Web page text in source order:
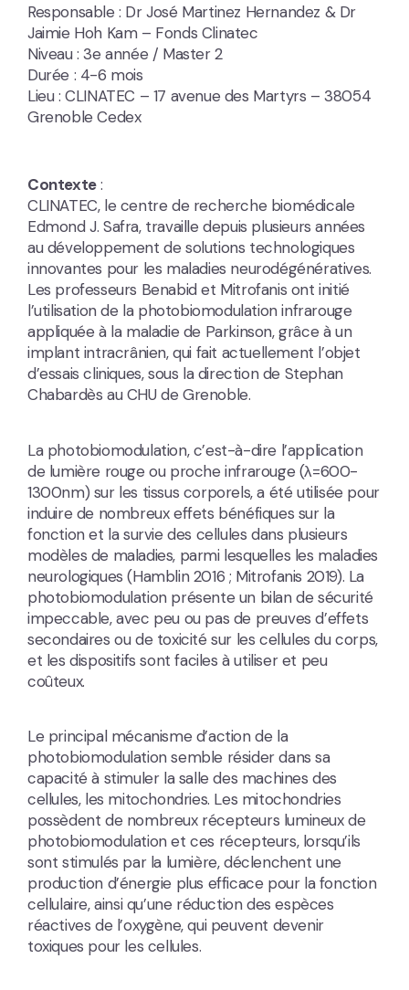
Responsable : Dr José Martinez Hernandez & Dr
Jaimie Hoh Kam – Fonds Clinatec
Niveau : 3e année / Master 2
Durée : 4-6 mois
Lieu : CLINATEC – 17 avenue des Martyrs – 38054
Grenoble Cedex
Contexte:
CLINATEC, le centre de recherche biomédicale
Edmond J. Safra, travaille depuis plusieurs années
au développement de solutions technologiques
innovantes pour les maladies neurodégénératives.
Les professeurs Benabid et Mitrofanis ont initié
l’utilisation de la photobiomodulation infrarouge
appliquée à la maladie de Parkinson, grâce à un
implant intracrânien, qui fait actuellement l’objet
d’essais cliniques, sous la direction de Stephan
Chabardès au CHU de Grenoble.
La photobiomodulation, c’est-à-dire l’application
de lumière rouge ou proche infrarouge (λ=600-
1300nm) sur les tissus corporels, a été utilisée pour
induire de nombreux effets bénéfiques sur la
fonction et la survie des cellules dans plusieurs
modèles de maladies, parmi lesquelles les maladies
neurologiques (Hamblin 2016 ; Mitrofanis 2019). La
photobiomodulation présente un bilan de sécurité
impeccable, avec peu ou pas de preuves d’effets
secondaires ou de toxicité sur les cellules du corps,
et les dispositifs sont faciles à utiliser et peu
coûteux.
Le principal mécanisme d’action de la
photobiomodulation semble résider dans sa
capacité à stimuler la salle des machines des
cellules, les mitochondries. Les mitochondries
possèdent de nombreux récepteurs lumineux de
photobiomodulation et ces récepteurs, lorsqu’ils
sont stimulés par la lumière, déclenchent une
production d’énergie plus efficace pour la fonction
cellulaire, ainsi qu’une réduction des espèces
réactives de l’oxygène, qui peuvent devenir
toxiques pour les cellules.